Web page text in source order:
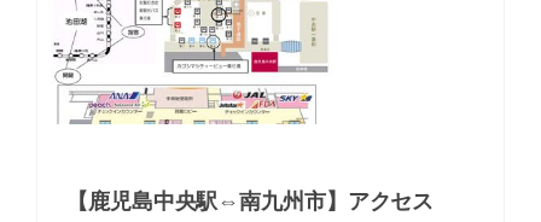
【鹿児島中央駅⇔南九州市】アクセス